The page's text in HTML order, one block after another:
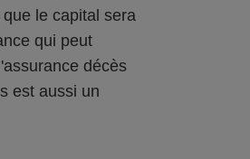
le capital sera
qui peut
décès
est aussi un